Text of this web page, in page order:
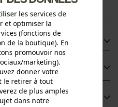
protègent contre la
à la corrosion grâce au
les services de
et optimiser la
(fonctions de
de la boutique). En
promouvoir nos
marketing).
donner votre
le retirer à tout
de plus amples
dans notre